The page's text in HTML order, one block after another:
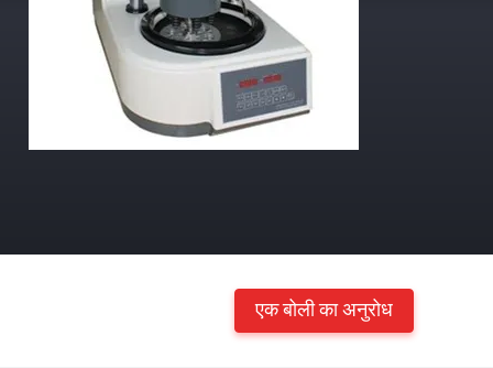
एक बोली का अनुरोध